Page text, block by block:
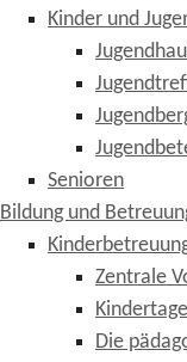
Kinder und
Senioren
Bildung und
Zentrale
Die